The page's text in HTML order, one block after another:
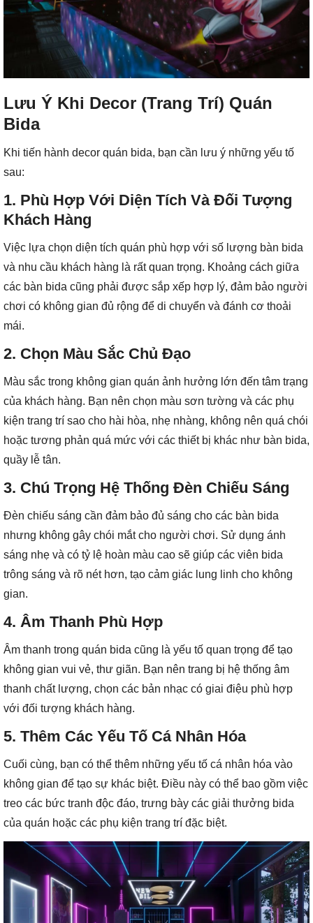
Lưu Ý Khi Decor (Trang Trí) Quán
Bida
Khi tiến hành decor quán bida, bạn cần lưu ý những yếu tố
sau:
1. Phù Hợp Với Diện Tích Và Đối Tượng
Khách Hàng
Việc lựa chọn diện tích quán phù hợp với số lượng bàn bida
và nhu cầu khách hàng là rất quan trọng. Khoảng cách giữa
các bàn bida cũng phải được sắp xếp hợp lý, đảm bảo người
chơi có không gian đủ rộng để di chuyển và đánh cơ thoải
mái.
2. Chọn Màu Sắc Chủ Đạo
Màu sắc trong không gian quán ảnh hưởng lớn đến tâm trạng
của khách hàng. Bạn nên chọn màu sơn tường và các phụ
kiện trang trí sao cho hài hòa, nhẹ nhàng, không nên quá chói
hoặc tương phản quá mức với các thiết bị khác như bàn bida,
quầy lễ tân.
3. Chú Trọng Hệ Thống Đèn Chiếu Sáng
Đèn chiếu sáng cần đảm bảo đủ sáng cho các bàn bida
nhưng không gây chói mắt cho người chơi. Sử dụng ánh
sáng nhẹ và có tỷ lệ hoàn màu cao sẽ giúp các viên bida
trông sáng và rõ nét hơn, tạo cảm giác lung linh cho không
gian.
4. Âm Thanh Phù Hợp
Âm thanh trong quán bida cũng là yếu tố quan trọng để tạo
không gian vui vẻ, thư giãn. Bạn nên trang bị hệ thống âm
thanh chất lượng, chọn các bản nhạc có giai điệu phù hợp
với đối tượng khách hàng.
5. Thêm Các Yếu Tố Cá Nhân Hóa
Cuối cùng, bạn có thể thêm những yếu tố cá nhân hóa vào
không gian để tạo sự khác biệt. Điều này có thể bao gồm việc
treo các bức tranh độc đáo, trưng bày các giải thưởng bida
của quán hoặc các phụ kiện trang trí đặc biệt.